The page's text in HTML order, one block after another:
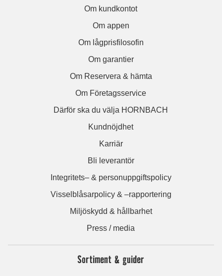
Om kundkontot
Om appen
Om lågprisfilosofin
Om garantier
Om Reservera & hämta
Om Företagsservice
Därför ska du välja HORNBACH
Kundnöjdhet
Karriär
Bli leverantör
Integritets– & personuppgiftspolicy
Visselblåsarpolicy & –rapportering
Miljöskydd & hållbarhet
Press / media
Sortiment & guider